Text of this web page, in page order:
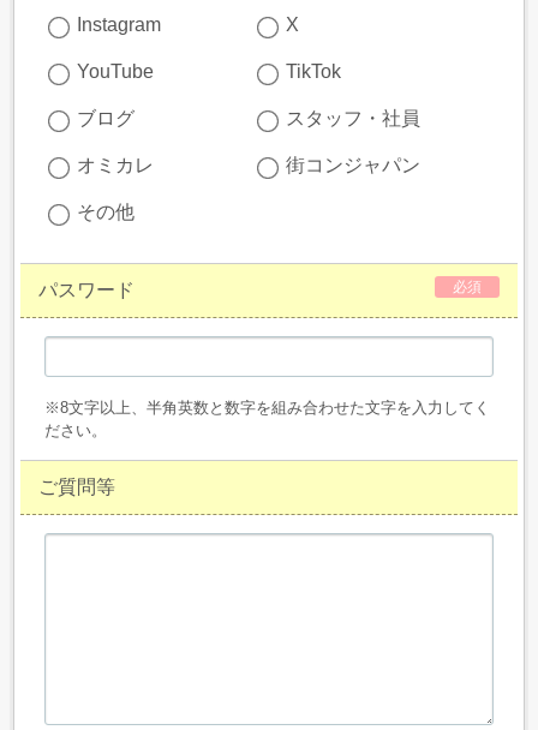
Instagram X
YouTube TikTok
ブログ スタッフ・社員
オミカレ 街コンジャパン
その他
パスワード 必須
※8文字以上、半角英数と数字を組み合わせた文字を入力してく
ださい。
ご質問等